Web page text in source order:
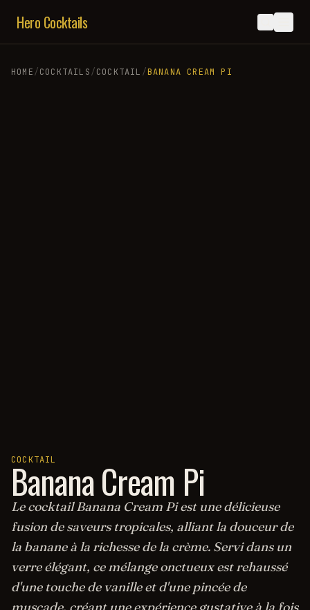
Hero Cocktails
HOME/COCKTAILS/COCKTAIL /BANANA CREAM PI
COCKTAIL
Banana Cream Pi
Le cocktail Banana Cream Pi est une délicieuse
fusion de saveurs tropicales, alliant la douceur de
la banane à la richesse de la crème. Servi dans un
verre élégant, ce mélange onctueux est rehaussé
d'une touche de vanille et d'une pincée de